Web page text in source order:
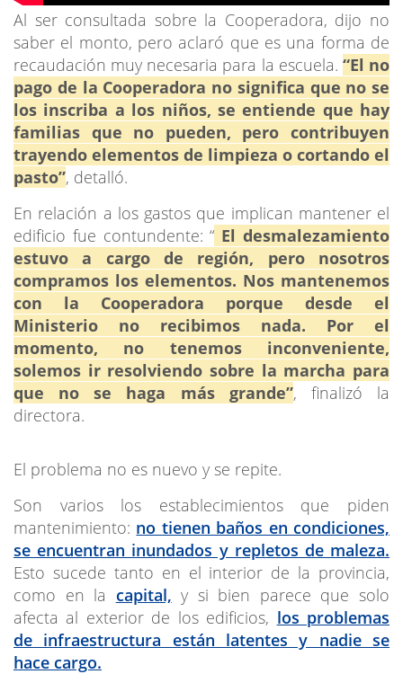
Al ser consultada sobre la Cooperadora, dijo no
saber el monto, pero aclaró que es una forma de
recaudación muy necesaria para la escuela. “El no
pago de la Cooperadora no significa que no se
los inscriba a los niños, se entiende que hay
familias que no pueden, pero contribuyen
trayendo elementos de limpieza o cortando el
pasto”, detalló.
En relación a los gastos que implican mantener el
edificio fue contundente: “ El desmalezamiento
estuvo a cargo de región, pero nosotros
compramos los elementos. Nos mantenemos
con la Cooperadora porque desde el
Ministerio no recibimos nada. Por el
momento, no tenemos inconveniente,
solemos ir resolviendo sobre la marcha para
que no se haga más grande”, finalizó la
directora.
El problema no es nuevo y se repite.
Son varios los establecimientos que piden
mantenimiento: no tienen baños en condiciones,
se encuentran inundados y repletos de maleza.
Esto sucede tanto en el interior de la provincia,
como en la capital, y si bien parece que solo
afecta al exterior de los edificios, los problemas
de infraestructura están latentes y nadie se
hace cargo.